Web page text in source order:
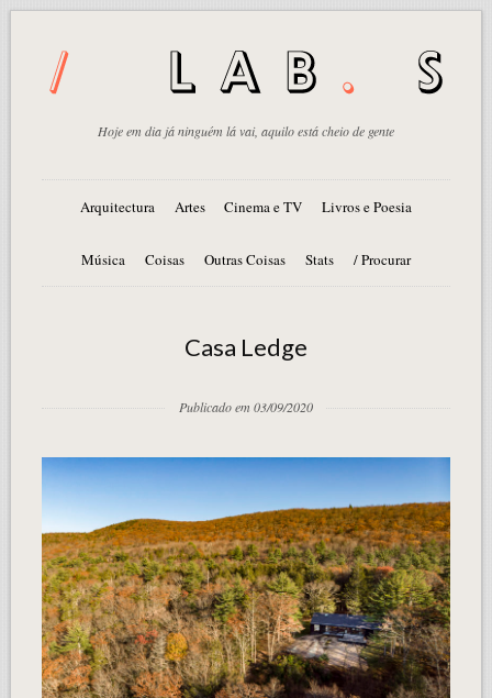
Hoje em dia já ninguém lá vai, aquilo está cheio de gente
Arquitectura Artes Cinema e TV Livros e Poesia
Música Coisas Outras Coisas Stats / Procurar
Casa Ledge
Publicado em 03/09/2020